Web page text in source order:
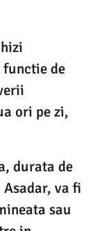
functie de
ori pe zi,
durata de
va fi
sau